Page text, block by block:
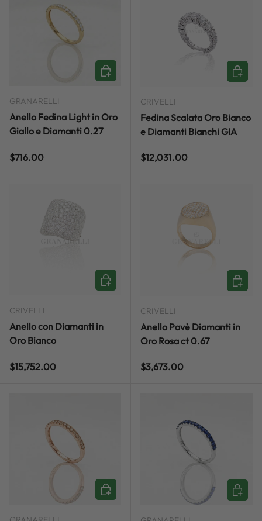
GRANARELLI
Anello Fedina Light in Oro
Giallo e Diamanti 0.27
Regular price
$716.00
ADD TO CART
CRIVELLI
Fedina Scalata Oro Bianco
e Diamanti Bianchi GIA
Regular price
$12,031.00
ADD
CRIVELLI
Anello con Diamanti in
Oro Bianco
Regular price
$15,752.00
ADD TO CART
CRIVELLI
Anello Pavè Diamanti in
Oro Rosa ct 0.67
Regular price
$3,673.00
ADD
ADD TO CART ADD